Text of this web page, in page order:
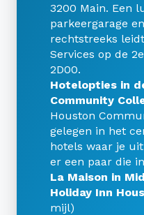
3200 Main. Een
parkeergarage
rechtstreeks
Services op de
2D00.
Hotelopties in
Community
Houston
gelegen in het
hotels waar je
er een paar die
La Maison in
Holiday Inn
mijl)